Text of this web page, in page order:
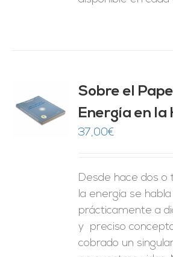
Sobre el
Energía en la
37,00€
Desde hace dos o
la energía se
prácticamente a
y preciso
cobrado un